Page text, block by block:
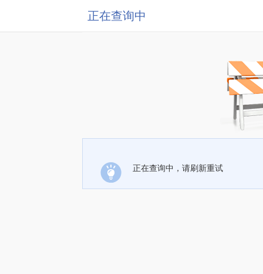
正在查询中
正在查询中，请刷新重试